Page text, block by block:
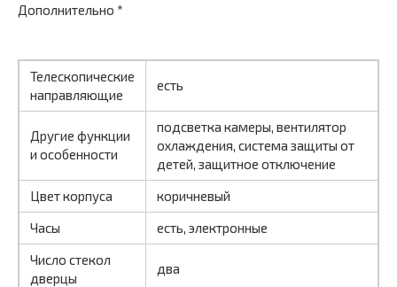
Дополнительно *
Телескопические
направляющие
есть
Другие функции
и особенности
подсветка камеры, вентилятор
охлаждения, система защиты от
детей, защитное отключение
Цвет корпуса
коричневый
Часы
есть, электронные
Число стекол
дверцы
два